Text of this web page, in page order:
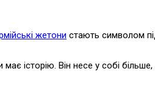
жетони стають символом
історію. Він несе у собі